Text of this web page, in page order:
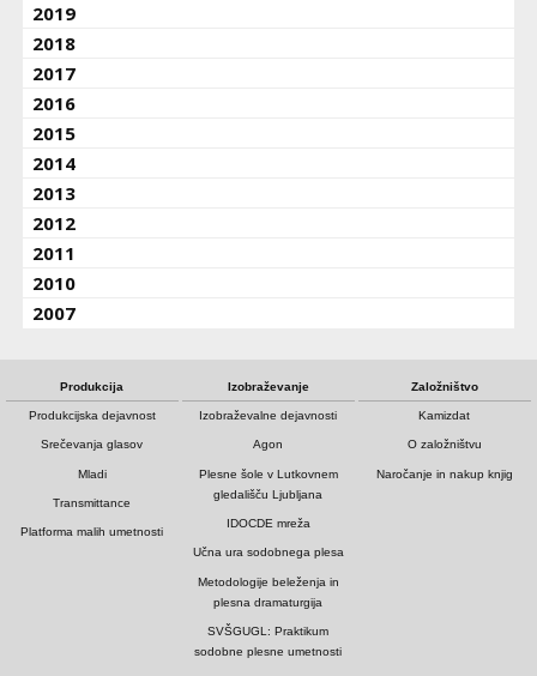
2019
2018
2017
2016
2015
2014
2013
2012
2011
2010
2007
Produkcija
Produkcijska dejavnost
Srečevanja glasov
Mladi
Transmittance
Platforma malih umetnosti
Izobraževanje
Izobraževalne dejavnosti
Agon
Plesne šole v Lutkovnem
gledališču Ljubljana
IDOCDE mreža
Učna ura sodobnega plesa
Metodologije beleženja in
plesna dramaturgija
SVŠGUGL: Praktikum
sodobne plesne umetnosti
Založništvo
Kamizdat
O založništvu
Naročanje in nakup knjig